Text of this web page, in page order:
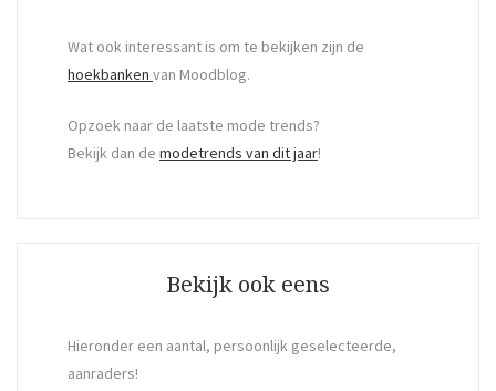
Wat ook interessant is om te bekijken zijn de
hoekbanken van Moodblog.
Opzoek naar de laatste mode trends?
Bekijk dan de modetrends van dit jaar!
Bekijk ook eens
Hieronder een aantal, persoonlijk geselecteerde,
aanraders!